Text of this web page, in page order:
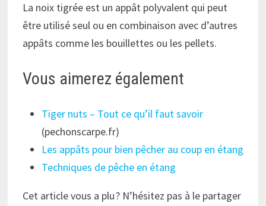
La noix tigrée est un appât polyvalent qui peut
être utilisé seul ou en combinaison avec d’autres
appâts comme les bouillettes ou les pellets.
Vous aimerez également
Tiger nuts – Tout ce qu’il faut savoir
(pechonscarpe.fr)
Les appâts pour bien pêcher au coup en étang
Techniques de pêche en étang
Cet article vous a plu ? N’hésitez pas à le partager